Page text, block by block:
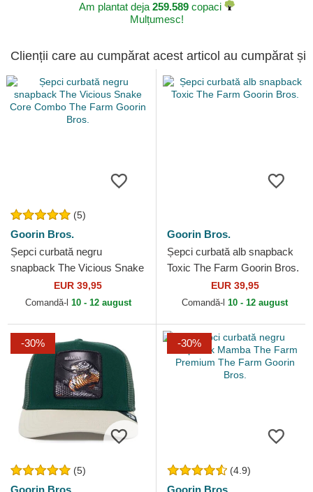
Am plantat deja 259.589copaci
Mulțumesc!
Clienții care au cumpărat acest articol au cumpărat și
(5)
Goorin Bros.
Șepci curbată negru
snapback The Vicious Snake
Core Combo The Farm
Goorin Bros.
EUR 39,95
Comandă-l 10 - 12 august
Goorin Bros.
Șepci curbată alb snapback
Toxic The Farm Goorin Bros.
EUR 39,95
Comandă-l 10 - 12 august
-30%
(5)
-30%
(4.9)